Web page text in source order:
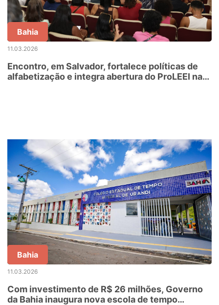
Bahia
11.03.2026
Encontro, em Salvador, fortalece políticas de
alfabetização e integra abertura do ProLEEI na
Bahia
11.03.2026
Com investimento de R$ 26 milhões, Governo
da Bahia inaugura nova escola de tempo